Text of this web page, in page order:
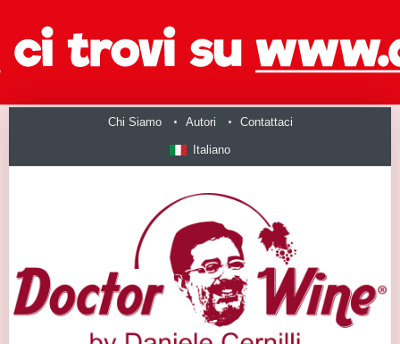
Chi Siamo Autori Contattaci
Italiano